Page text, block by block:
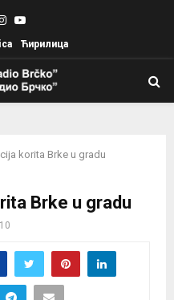
Instagram
Youtube
Ћирилица
korita Brke u gradu
Brke u gradu